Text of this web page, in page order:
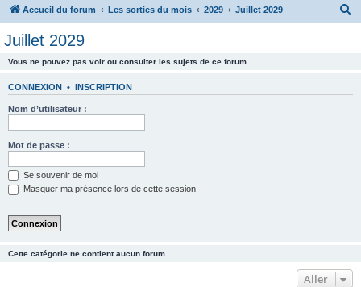
Accueil du forum Les sorties du mois 2029 Juillet 2029
Juillet 2029
Vous ne pouvez pas voir ou consulter les sujets de ce forum.
CONNEXION • INSCRIPTION
Nom d’utilisateur :
Mot de passe :
Se souvenir de moi
Masquer ma présence lors de cette session
Cette catégorie ne contient aucun forum.
Aller